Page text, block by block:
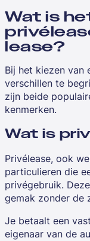
Wat is
lease?
Bij het kiezen van
verschillen te
zijn beide
kenmerken.
Wat is
Privélease, ook
particulieren die
privégebruik.
gemak zonder de
Je betaalt een
eigenaar van de